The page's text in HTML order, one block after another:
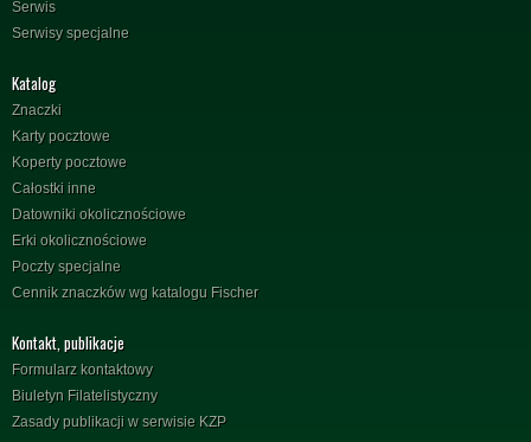
Serwis
Serwisy specjalne
Katalog
Znaczki
Karty pocztowe
Koperty pocztowe
Całostki inne
Datowniki okolicznościowe
Erki okolicznościowe
Poczty specjalne
Cennik znaczków wg katalogu Fischer
Kontakt, publikacje
Formularz kontaktowy
Biuletyn Filatelistyczny
Zasady publikacji w serwisie KZP